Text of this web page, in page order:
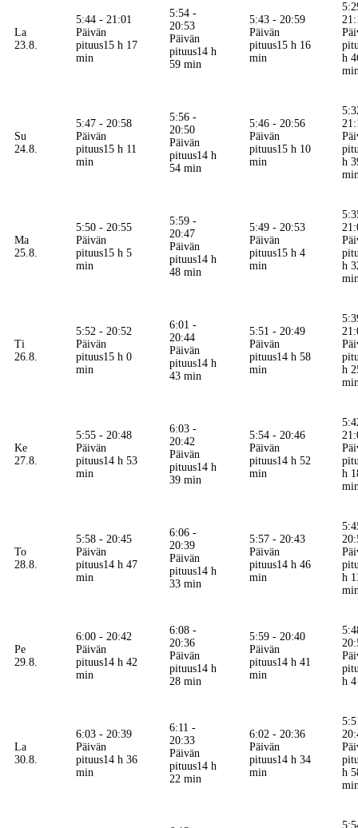
La
23.8.
5:44 - 21:01
Päivän
pituus15 h 17
min
5:54 -
20:53
Päivän
pituus14 h
59 min
5:43 - 20:59
Päivän
pituus15 h 16
min
h
Su
24.8.
5:47 - 20:58
Päivän
pituus15 h 11
min
5:56 -
20:50
Päivän
pituus14 h
54 min
5:46 - 20:56
Päivän
pituus15 h 10
min
h
Ma
25.8.
5:50 - 20:55
Päivän
pituus15 h 5
min
5:59 -
20:47
Päivän
pituus14 h
48 min
5:49 - 20:53
Päivän
pituus15 h 4
min
h
Ti
26.8.
5:52 - 20:52
Päivän
pituus15 h 0
min
6:01 -
20:44
Päivän
pituus14 h
43 min
5:51 - 20:49
Päivän
pituus14 h 58
min
h
Ke
27.8.
5:55 - 20:48
Päivän
pituus14 h 53
min
6:03 -
20:42
Päivän
pituus14 h
39 min
5:54 - 20:46
Päivän
pituus14 h 52
min
h
To
28.8.
5:58 - 20:45
Päivän
pituus14 h 47
min
6:06 -
20:39
Päivän
pituus14 h
33 min
5:57 - 20:43
Päivän
pituus14 h 46
min
h
Pe
29.8.
6:00 - 20:42
Päivän
pituus14 h 42
min
6:08 -
20:36
Päivän
pituus14 h
28 min
5:59 - 20:40
Päivän
pituus14 h 41
min
h
La
30.8.
6:03 - 20:39
Päivän
pituus14 h 36
min
6:11 -
20:33
Päivän
pituus14 h
22 min
6:02 - 20:36
Päivän
pituus14 h 34
min
h